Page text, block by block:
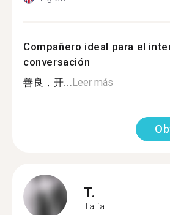
Compañero ideal para el
conversación
善良，开...Leer más
T.
Taifa